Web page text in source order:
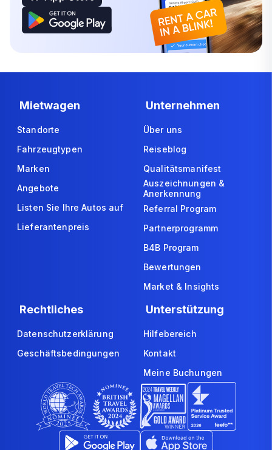
Mietwagen
Standorte
Fahrzeugtypen
Marken
Angebote
Listen Sie Ihre Autos auf
Lieferantenpreis
Unternehmen
Über uns
Reiseblog
Qualitätsmanifest
Auszeichnungen &
Anerkennung
Referral Program
Partnerprogramm
B4B Program
Bewertungen
Market & Insights
Rechtliches
Datenschutzerklärung
Geschäftsbedingungen
Unterstützung
Hilfebereich
Kontakt
Meine Buchungen